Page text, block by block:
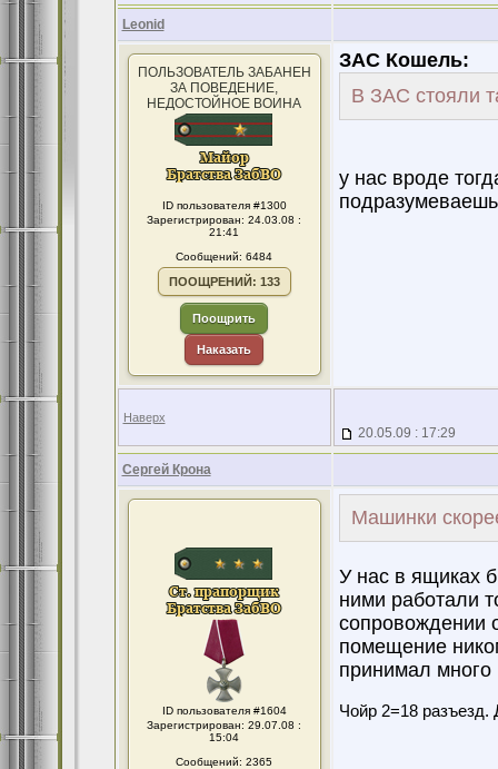
Leonid
ПОЛЬЗОВАТЕЛЬ ЗАБАНЕН
ЗА ПОВЕДЕНИЕ,
НЕДОСТОЙНОЕ ВОИНА
ID пользователя #1300
Зарегистрирован: 24.03.08 :
21:41
Сообщений: 6484
ПООЩРЕНИЙ: 133
Поощрить
Наказать
ЗАС Кошель:
В ЗАС стояли
у нас вроде
Наверх
20.05.09 : 17:29
Сергей Крона
ID пользователя #1604
Зарегистрирован: 29.07.08 :
15:04
Сообщений: 2365
Машинки
У нас в ящиках
ними работали
сопровождении
помещение
принимал много
Чойр 2=18